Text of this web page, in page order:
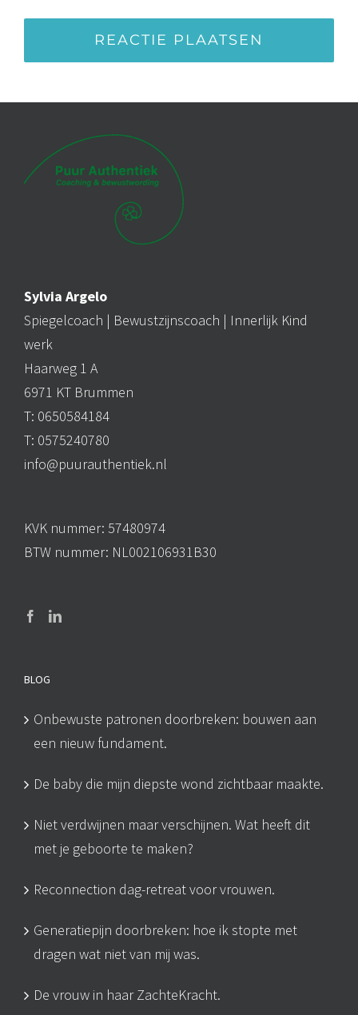
Sylvia Argelo
Spiegelcoach | Bewustzijnscoach | Innerlijk Kind
werk
Haarweg 1 A
6971 KT Brummen
T: 0650584184
T: 0575240780
info@puurauthentiek.nl
KVK nummer: 57480974
BTW nummer: NL002106931B30
BLOG
Onbewuste patronen doorbreken: bouwen aan
een nieuw fundament.
De baby die mijn diepste wond zichtbaar maakte.
Niet verdwijnen maar verschijnen. Wat heeft dit
met je geboorte te maken?
Reconnection dag-retreat voor vrouwen.
Generatiepijn doorbreken: hoe ik stopte met
dragen wat niet van mij was.
De vrouw in haar ZachteKracht.